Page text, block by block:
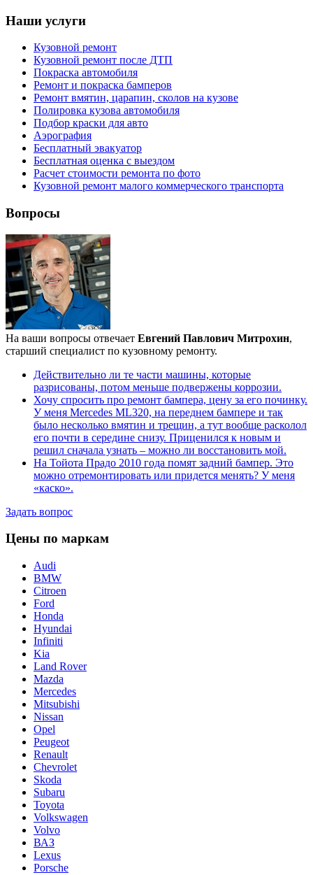
Наши услуги
Кузовной ремонт
Кузовной ремонт после ДТП
Покраска автомобиля
Ремонт и покраска бамперов
Ремонт вмятин, царапин, сколов на кузове
Полировка кузова автомобиля
Подбор краски для авто
Аэрография
Бесплатный эвакуатор
Бесплатная оценка с выездом
Расчет стоимости ремонта по фото
Кузовной ремонт малого коммерческого транспорта
Вопросы
На ваши вопросы отвечает Евгений Павлович Митрохин,
старший специалист по кузовному ремонту.
Действительно ли те части машины, которые
разрисованы, потом меньше подвержены коррозии.
Хочу спросить про ремонт бампера, цену за его починку.
У меня Mercedes ML320, на переднем бампере и так
было несколько вмятин и трещин, а тут вообще расколол
его почти в середине снизу. Приценился к новым и
решил сначала узнать – можно ли восстановить мой.
На Тойота Прадо 2010 года помят задний бампер. Это
можно отремонтировать или придется менять? У меня
«каско».
Задать вопрос
Цены по маркам
Audi
BMW
Citroen
Ford
Honda
Hyundai
Infiniti
Kia
Land Rover
Mazda
Mercedes
Mitsubishi
Nissan
Opel
Peugeot
Renault
Chevrolet
Skoda
Subaru
Toyota
Volkswagen
Volvo
ВАЗ
Lexus
Porsche